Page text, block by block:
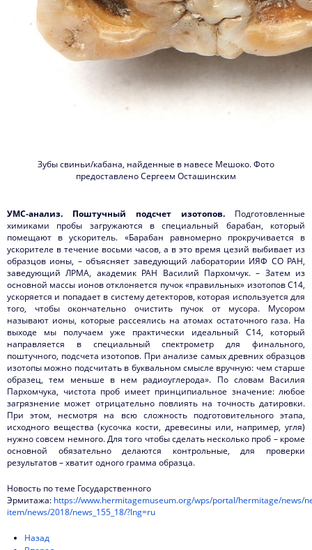
Зубы свиньи/кабана, найденные в навесе Мешоко. Фото
предоставлено Сергеем Осташинским
УМС-анализ. Поштучный подсчет изотопов. Подготовленные
химиками пробы загружаются в специальный барабан, который
помещают в ускоритель. «Барабан равномерно прокручивается в
ускорителе в течение восьми часов, а в это время цезий выбивает из
образцов ионы, – объясняет заведующий лаборатории ИЯФ СО РАН,
заведующий ЛРМА, академик РАН Василий Пархомчук. – Затем из
основной массы ионов отклоняется пучок «правильных» изотопов С14,
ускоряется и попадает в систему детекторов, которая используется для
того, чтобы окончательно очистить пучок от мусора. Мусором
называют ионы, которые рассеялись на атомах остаточного газа. На
выходе мы получаем уже практически идеальный С14, который
направляется в специальный спектрометр для финального,
поштучного, подсчета изотопов. При анализе самых древних образцов
изотопы можно подсчитать в буквальном смысле вручную: чем старше
образец, тем меньше в нем радиоуглерода». По словам Василия
Пархомчука, чистота проб имеет принципиальное значение: любое
загрязнение может отрицательно повлиять на точность датировки.
При этом, несмотря на всю сложность подготовительного этапа,
исходного вещества (кусочка кости, древесины или, например, угля)
нужно совсем немного. Для того чтобы сделать несколько проб – кроме
основной обязательно делаются контрольные, для проверки
результатов – хватит одного грамма образца.
Новость по теме Государственного
Эрмитажа: https://www.hermitagemuseum.org/wps/portal/hermitage/news/
item/news/2018/news_155_18/?lng=ru
Назад